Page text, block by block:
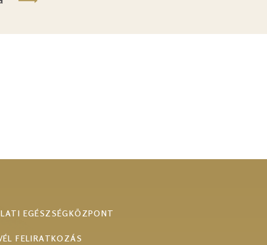
EGÉSZSÉGKÖZPONT
FELIRATKOZÁS